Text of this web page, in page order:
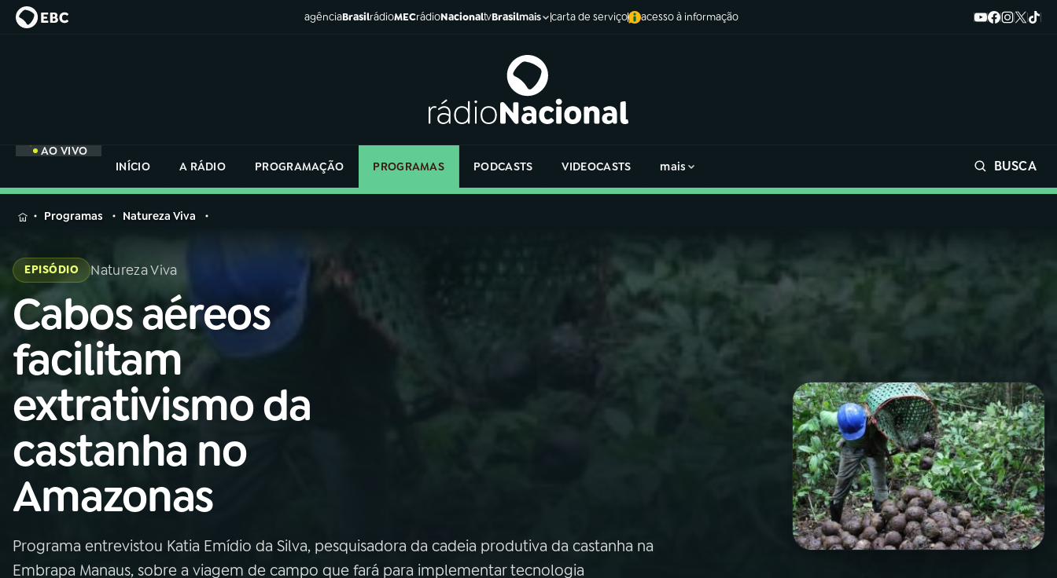
agênciaBrasilrádioMECrádioNacionaltvBrasilmais carta de serviço acesso à informação
AO VIVO
INÍCIO
A RÁDIO PROGRAMAÇÃO PROGRAMAS PODCASTS VIDEOCASTS mais BUSCA
MENU
Buscar
na
Rádio
Nacional
01INÍCIO
02A RÁDIO
03 PROGRAMAÇÃO
04PROGRAMAS
na
Rádio
Nacional
Programas Natureza Viva
EPISÓDIO Natureza Viva
Cabos aéreos
facilitam
extrativismo da
castanha no
Amazonas
Programa entrevistou Katia Emídio da Silva, pesquisadora da cadeia produtiva da castanha na
Embrapa Manaus, sobre a viagem de campo que fará para implementar tecnologia